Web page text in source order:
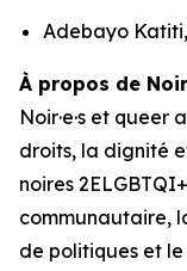
Adebayo
À propos de
Noir·e·s et
droits, la dignité
noires
communautaire,
de politiques et